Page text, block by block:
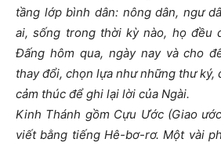
tầng lớp bình dân: nông dân, ngư
ai, sống trong thời kỳ nào, họ đều
Đấng hôm qua, ngày nay và cho
thay đổi, chọn lựa như những thư ký,
cảm thúc để ghi lại lời của Ngài.
Kinh Thánh gồm Cựu Ước (Giao
viết bằng tiếng Hê-bơ-rơ. Một vài